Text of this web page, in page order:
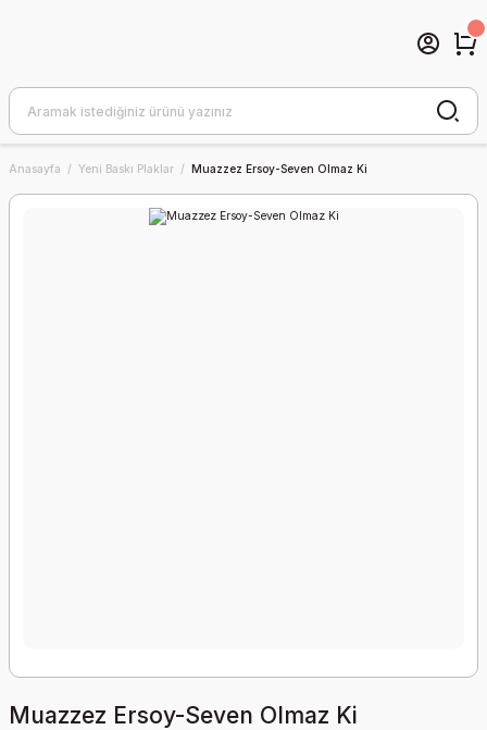
Anasayfa Yeni Baskı Plaklar Muazzez Ersoy-Seven Olmaz Ki
Muazzez Ersoy-Seven Olmaz Ki